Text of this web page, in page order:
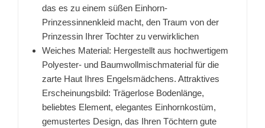
das es zu einem süßen Einhorn-
Prinzessinnenkleid macht, den Traum von der
Prinzessin Ihrer Tochter zu verwirklichen
Weiches Material: Hergestellt aus hochwertigem
Polyester- und Baumwollmischmaterial für die
zarte Haut Ihres Engelsmädchens. Attraktives
Erscheinungsbild: Trägerlose Bodenlänge,
beliebtes Element, elegantes Einhornkostüm,
gemustertes Design, das Ihren Töchtern gute